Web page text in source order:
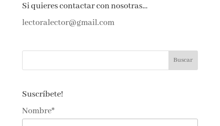
Si quieres contactar con nosotras…
lectoralector@gmail.com
Suscríbete!
Nombre*